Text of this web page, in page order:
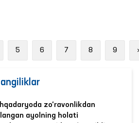
5 6 7 8 9
zo‘ravonlikdan
ayolning holati